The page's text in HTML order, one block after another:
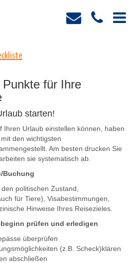
für Ihre
starten!
Ihren Urlaub einstellen können, haben
den wichtigsten
Am besten drucken Sie
sie systematisch ab.
Buchung
politischen Zustand,
für Tiere), Visabestimmungen,
Hinweise Ihres Reisezieles.
prüfen und erledigen
überprüfen
(z.B. Scheck)klären
abschließen